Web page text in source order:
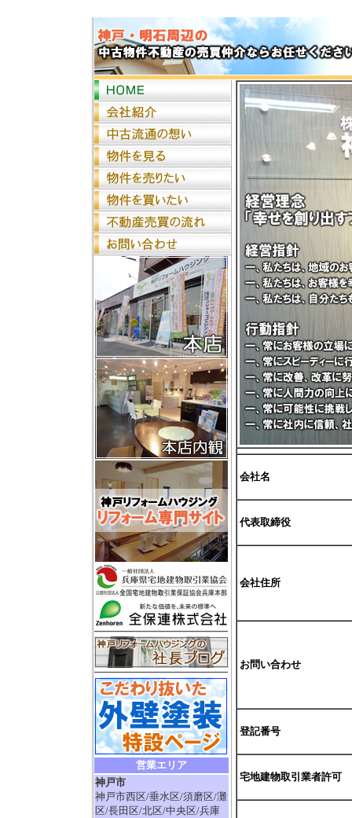
営業エリア
神戸市
神戸市西区/垂水区/須磨区/灘
区/長田区/北区/中央区/兵庫
会社名
代表取締役
会社住所
お問い合わせ
登記番号
宅地建物取引業者許可